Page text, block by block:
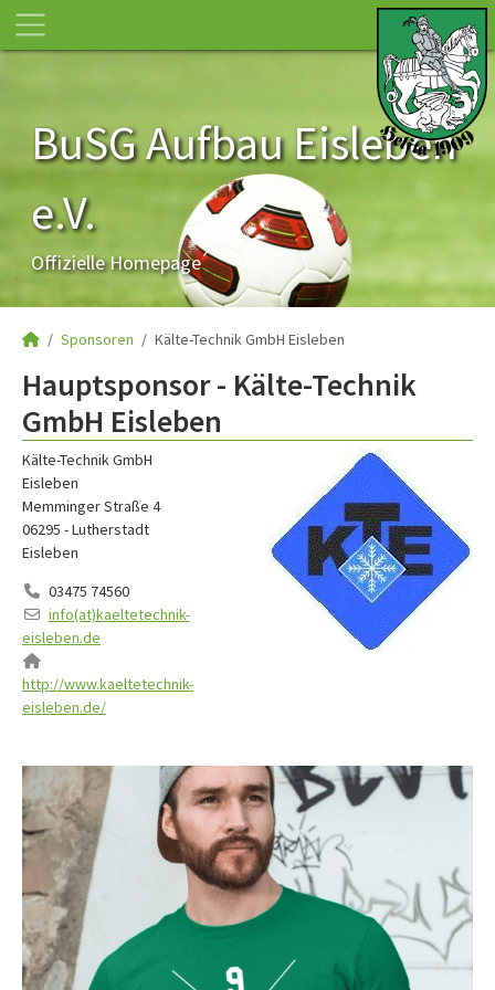
BuSG Aufbau Eisleben
e.V.
Offizielle Homepage
Sponsoren Kälte-Technik GmbH Eisleben
Hauptsponsor - Kälte-Technik
GmbH Eisleben
Kälte-Technik GmbH
Eisleben
Memminger Straße 4
06295 - Lutherstadt
Eisleben
03475 74560
info(at)kaeltetechnik-
eisleben.de
http://www.kaeltetechnik-
eisleben.de/